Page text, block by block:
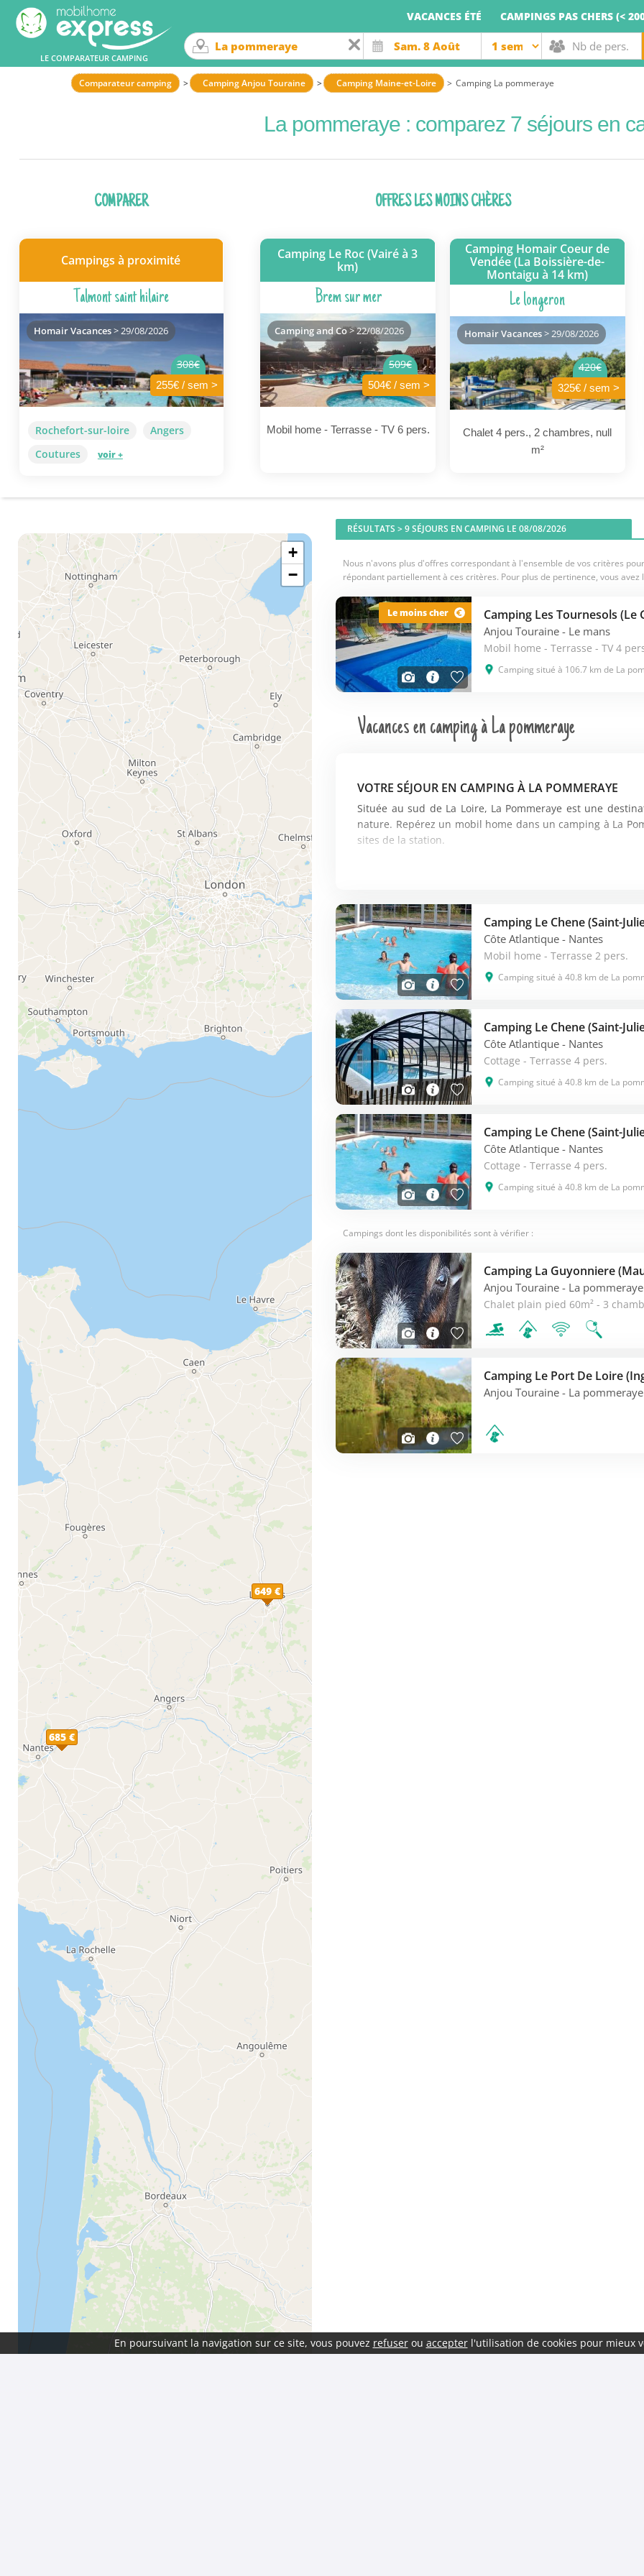
VACANCES ÉTÉ CAMPINGS PAS CHERS (<
LE COMPARATEUR CAMPING
Comparateur camping Camping Anjou Touraine Camping Maine-et-Loire Camping La pommeraye
La pommeraye : comparez 7 séjours en
COMPARER
Campings à proximité
Talmont saint hilaire
308€
255€ / sem >
Homair Vacances> 29/08/2026
Rochefort-sur-loire
Angers
Coutures
voir +
OFFRES LES MOINS CHÈRES
Camping Le Roc (Vairé à 3
km)
Brem sur mer
509€
504€ / sem >
Camping and Co> 22/08/2026
Mobil home - Terrasse - TV 6 pers.
Camping Homair Coeur de
Vendée (La Boissière-de-
Montaigu à 14 km)
Le longeron
420€
325€ / sem >
Homair Vacances> 29/08/2026
Chalet 4 pers., 2 chambres, null
m²
649 €
685 €
+
−
RÉSULTATS >9SÉJOURS EN CAMPING LE 08/08/2026
Nous n'avons plus d'offres correspondant à l'ensemble de vos critères
répondant partiellement à ces critères. Pour plus de pertinence, vous
Le moins cher Camping Les Tournesols (Le
Anjou Touraine - Le mans
Mobil home - Terrasse - TV 4
Camping situé à 106.7 km de La
Vacances en camping à La pommeraye
VOTRE SÉJOUR EN CAMPING À LA POMMERAYE
Située au sud de La Loire, La Pommeraye est une
nature. Repérez un mobil home dans un camping à La
sites de la station.
Si vous avez envie de prendre des vacances pour
les possibilités de loisirs sont multiples : vous pourrez
municipale est également présente sur la stationdurant
d’activités telles que les jeux de boules ou les soirées
des balades pédestres en faisant un détour par l’Eglise
à La Pommeraye vous offrira également la possibilité de
Pour trouver la location de mobil home à la Pommeraye
d’ajouter les critères comme un court de tennis ou un
la Pommeraye qui vous intéressent. Pour sélectionner
piscine, rentrez cette formule et voyez par vous-même
Vous pouvez comparer 132 offres de vacances en
lequel La France Du Nord au Sud.
TOPS CAMPINGS SUR LA POMMERAYE
Découvrez sur La pommeraye 132 bungalows avec
tennis ou 132 bungalows avec sauna / bain à remous.
QUE FAIRE À LA POMMERAYE ?
Pour les courses vous pouvez aller au Super U.
PRIX MOYENS ET PROMOS CAMPINGS À LA
Le camping le moins cher sur La pommeraye sur la
destination vont jusqu'à 5%.
Côte Atlantique - Nantes
Mobil home - Terrasse 2 pers.
Camping situé à 40.8 km de La
Côte Atlantique - Nantes
Cottage - Terrasse 4 pers.
Camping situé à 40.8 km de La
Côte Atlantique - Nantes
Cottage - Terrasse 4 pers.
Camping situé à 40.8 km de La
Campings dont les disponibilités sont à vérifier :
Anjou Touraine - La pommeraye
Anjou Touraine - La pommeraye
En poursuivant la navigation sur ce site, vous pouvez refuserou accepterl'utilisation de cookies pour mieux